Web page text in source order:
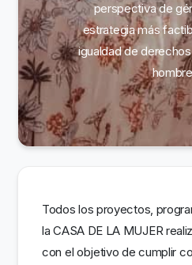
perspectiva de
estrategia más
igualdad de
Todos los proyectos,
la CASA DE LA MUJER
con el objetivo de cumplir